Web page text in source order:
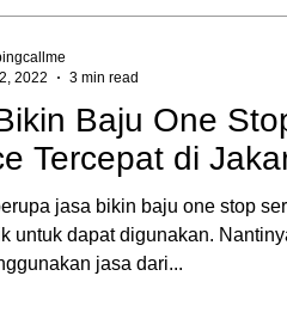
Baju One
Tercepat di
jasa bikin baju one stop
untuk dapat digunakan.
jasa dari...
2022
3 min read